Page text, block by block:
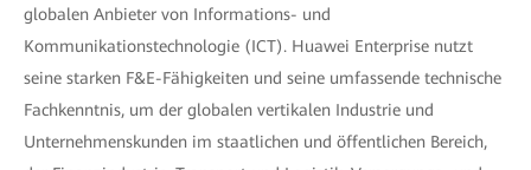
globalen Anbieter von Informations- und
Kommunikationstechnologie (ICT). Huawei Enterprise nutzt
seine starken F&E-Fähigkeiten und seine umfassende technische
Fachkenntnis, um der globalen vertikalen Industrie und
Unternehmenskunden im staatlichen und öffentlichen Bereich,